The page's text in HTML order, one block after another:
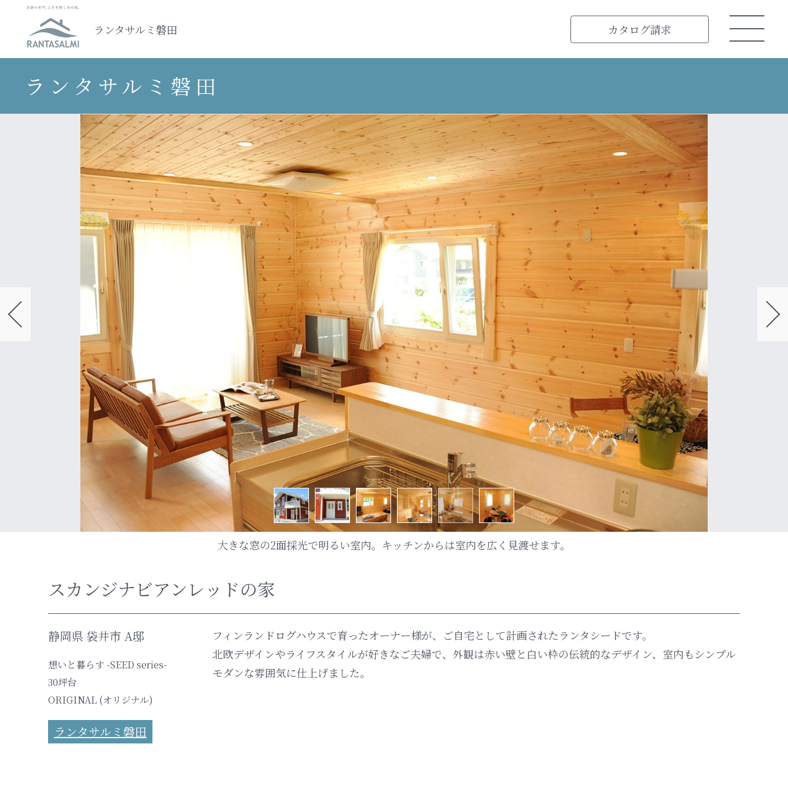
ランタサルミ磐田 カタログ請求
ランタサルミ磐田
大きな窓の2面採光で明るい室内。キッチンからは室内を広く見渡せます。
スカンジナビアンレッドの家
静岡県 袋井市 A邸
想いと暮らす -SEED series-
30坪台
ORIGINAL (オリジナル)
ランタサルミ磐田
フィンランドログハウスで育ったオーナー様が、ご自宅として計画されたランタシードです。
北欧デザインやライフスタイルが好きなご夫婦で、外観は赤い壁と白い枠の伝統的なデザイン、室内もシンプル
モダンな雰囲気に仕上げました。